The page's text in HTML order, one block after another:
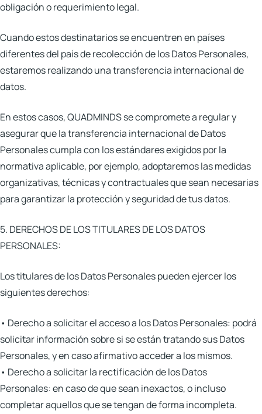
obligación o requerimiento legal.
Cuando estos destinatarios se encuentren en países
diferentes del país de recolección de los Datos Personales,
estaremos realizando una transferencia internacional de
datos.
En estos casos, QUADMINDS se compromete a regular y
asegurar que la transferencia internacional de Datos
Personales cumpla con los estándares exigidos por la
normativa aplicable, por ejemplo, adoptaremos las medidas
organizativas, técnicas y contractuales que sean necesarias
para garantizar la protección y seguridad de tus datos.
5. DERECHOS DE LOS TITULARES DE LOS DATOS
PERSONALES:
Los titulares de los Datos Personales pueden ejercer los
siguientes derechos:
• Derecho a solicitar el acceso a los Datos Personales: podrá
solicitar información sobre si se están tratando sus Datos
Personales, y en caso afirmativo acceder a los mismos.
• Derecho a solicitar la rectificación de los Datos
Personales:en caso de que sean inexactos, o incluso
completar aquellos que se tengan de forma incompleta.